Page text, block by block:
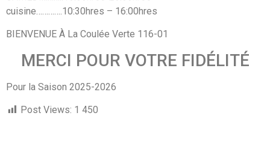
cuisine………….10:30hres – 16:00hres
BIENVENUE À La Coulée Verte 116-01
MERCI POUR VOTRE FIDÉLITÉ
Pour la Saison 2025-2026
Post Views: 1 450